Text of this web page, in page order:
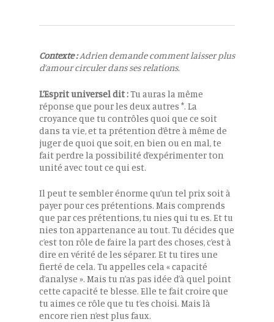
Contexte :Adrien demande comment laisser plus
d’amour circuler dans ses relations.
L’Esprit universel dit :Tu auras la même
réponse que pour les deux autres *. La
croyance que tu contrôles quoi que ce soit
dans ta vie, et ta prétention d’être à même de
juger de quoi que soit, en bien ou en mal, te
fait perdre la possibilité d’expérimenter ton
unité avec tout ce qui est.
Il peut te sembler énorme qu’un tel prix soit à
payer pour ces prétentions. Mais comprends
que par ces prétentions, tu nies qui tu es. Et tu
nies ton appartenance au tout. Tu décides que
c’est ton rôle de faire la part des choses, c’est à
dire en vérité de les séparer. Et tu tires une
fierté de cela. Tu appelles cela « capacité
d’analyse ». Mais tu n’as pas idée d’à quel point
cette capacité te blesse. Elle te fait croire que
tu aimes ce rôle que tu t’es choisi. Mais là
encore rien n’est plus faux.